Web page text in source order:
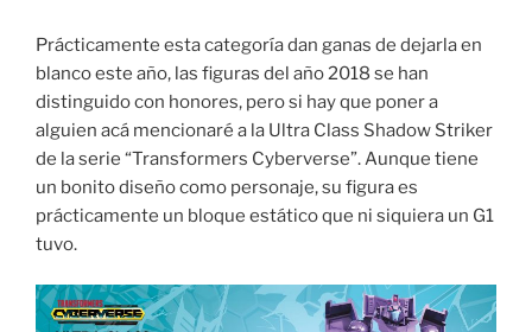
Prácticamente esta categoría dan ganas de dejarla en
blanco este año, las figuras del año 2018 se han
distinguido con honores, pero si hay que poner a
alguien acá mencionaré a la Ultra Class Shadow Striker
de la serie “Transformers Cyberverse”. Aunque tiene
un bonito diseño como personaje, su figura es
prácticamente un bloque estático que ni siquiera un G1
tuvo.